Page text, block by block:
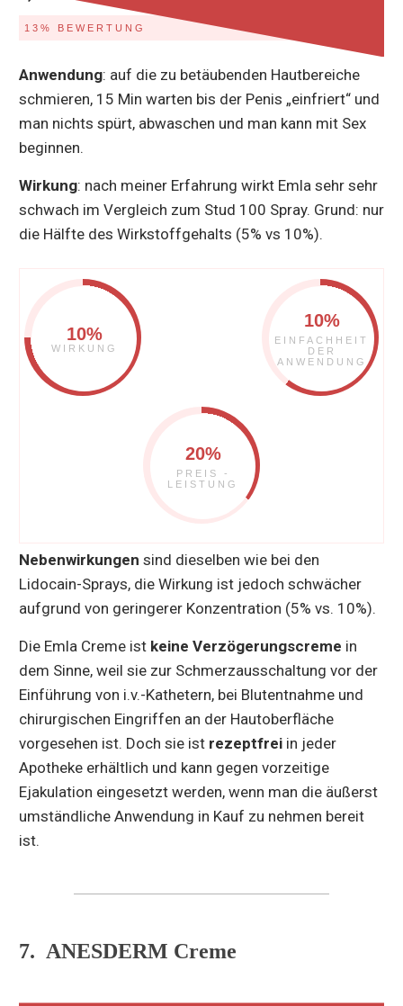
13% BEWERTUNG
Anwendung: auf die zu betäubenden Hautbereiche
schmieren, 15 Min warten bis der Penis „einfriert“ und
man nichts spürt, abwaschen und man kann mit Sex
beginnen.
Wirkung: nach meiner Erfahrung wirkt Emla sehr sehr
schwach im Vergleich zum Stud 100 Spray. Grund: nur
die Hälfte des Wirkstoffgehalts (5% vs 10%).
10%
WIRKUNG
10%
EINFACHHEIT
DER
ANWENDUNG
20%
PREIS -
LEISTUNG
Nebenwirkungen sind dieselben wie bei den
Lidocain-Sprays, die Wirkung ist jedoch schwächer
aufgrund von geringerer Konzentration (5% vs. 10%).
Die Emla Creme ist keine Verzögerungscreme in
dem Sinne, weil sie zur Schmerzausschaltung vor der
Einführung von i.v.-Kathetern, bei Blutentnahme und
chirurgischen Eingriffen an der Hautoberfläche
vorgesehen ist. Doch sie ist rezeptfrei in jeder
Apotheke erhältlich und kann gegen vorzeitige
Ejakulation eingesetzt werden, wenn man die äußerst
umständliche Anwendung in Kauf zu nehmen bereit
ist.
7. ANESDERM Creme